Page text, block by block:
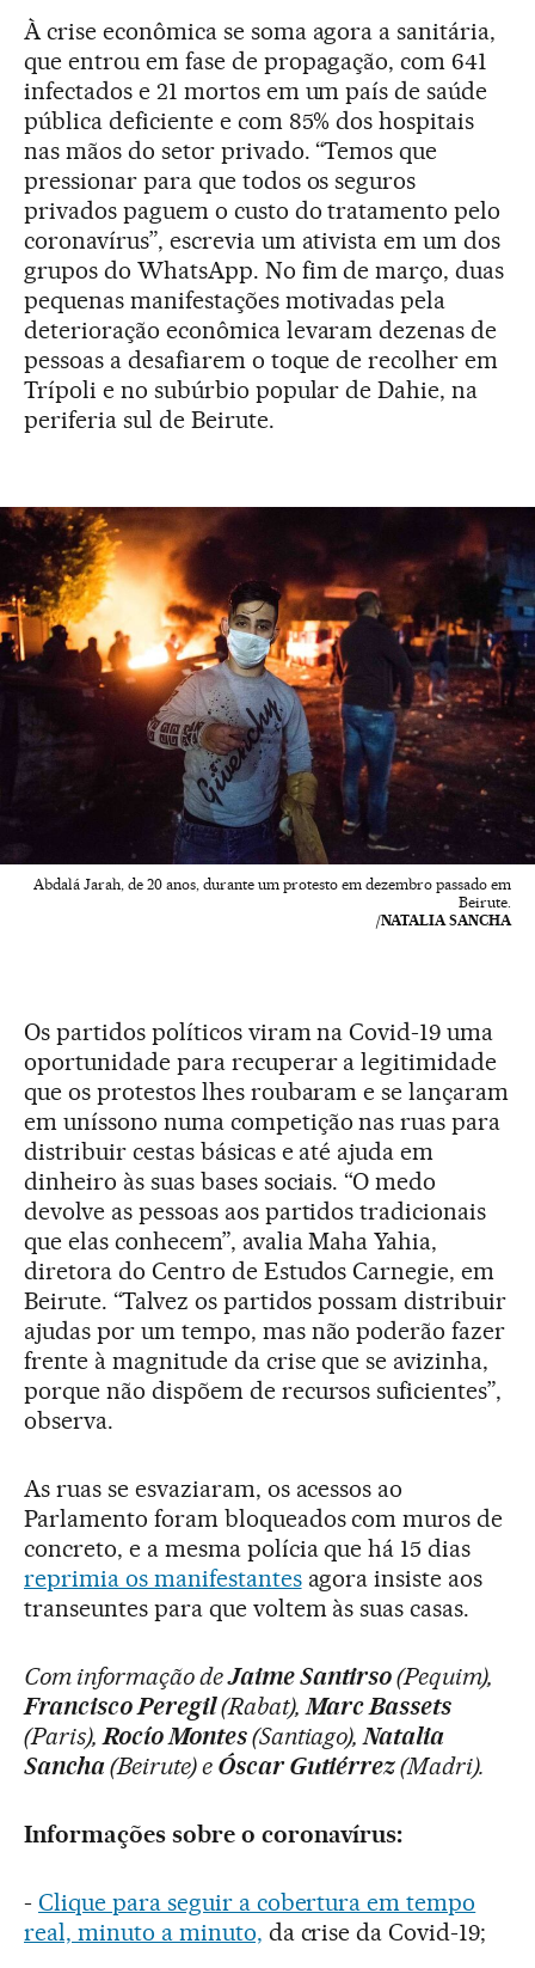
À crise econômica se soma agora a sanitária,
que entrou em fase de propagação, com 641
infectados e 21 mortos em um país de saúde
pública deficiente e com 85% dos hospitais
nas mãos do setor privado. “Temos que
pressionar para que todos os seguros
privados paguem o custo do tratamento pelo
coronavírus”, escrevia um ativista em um dos
grupos do WhatsApp. No fim de março, duas
pequenas manifestações motivadas pela
deterioração econômica levaram dezenas de
pessoas a desafiarem o toque de recolher em
Trípoli e no subúrbio popular de Dahie, na
periferia sul de Beirute.
Abdalá Jarah, de 20 anos, durante um protesto em dezembro passado em
Beirute.
/NATALIA SANCHA
Os partidos políticos viram na Covid-19 uma
oportunidade para recuperar a legitimidade
que os protestos lhes roubaram e se lançaram
em uníssono numa competição nas ruas para
distribuir cestas básicas e até ajuda em
dinheiro às suas bases sociais. “O medo
devolve as pessoas aos partidos tradicionais
que elas conhecem”, avalia Maha Yahia,
diretora do Centro de Estudos Carnegie, em
Beirute. “Talvez os partidos possam distribuir
ajudas por um tempo, mas não poderão fazer
frente à magnitude da crise que se avizinha,
porque não dispõem de recursos suficientes”,
observa.
As ruas se esvaziaram, os acessos ao
Parlamento foram bloqueados com muros de
concreto, e a mesma polícia que há 15 dias
reprimia os manifestantesagora insiste aos
transeuntes para que voltem às suas casas.
Com informação deJaime Santirso(Pequim),
Francisco Peregil(Rabat),Marc Bassets
(Paris),Rocío Montes(Santiago),Natalia
Sancha(Beirute) e Óscar Gutiérrez(Madri).
Informações sobre o coronavírus:
- Clique para seguir a cobertura em tempo
real, minuto a minuto, da crise da Covid-19;